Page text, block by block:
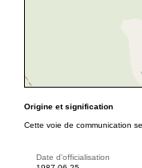
Origine et signification
Cette voie de communication
Date d'officialisation